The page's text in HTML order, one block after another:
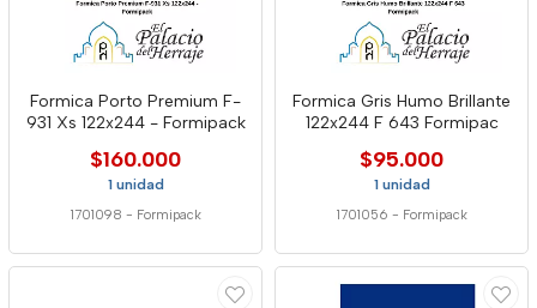
Formica Porto Premium F-
931 Xs 122x244 - Formipack
$160.000
1 unidad
1701098 - Formipack
Formica Gris Humo Brillante
122x244 F 643 Formipac
$95.000
1 unidad
1701056 - Formipack